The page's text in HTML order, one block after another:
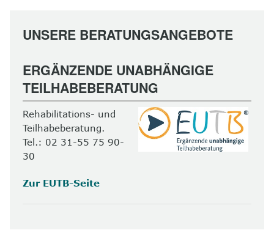
UNSERE BERATUNGSANGEBOTE
ERGÄNZENDE UNABHÄNGIGE
TEILHABEBERATUNG
Rehabilitations- und
Teilhabeberatung.
Tel.: 02 31-55 75 90-
30
Zur EUTB-Seite